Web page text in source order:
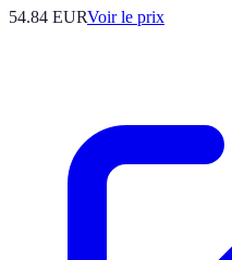
54.84 EURVoir le prix